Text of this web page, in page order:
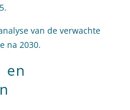
van de verwachte
na 2030.
en